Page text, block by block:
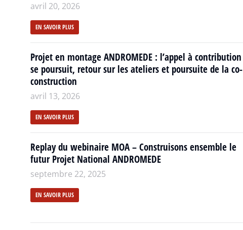
avril 20, 2026
EN SAVOIR PLUS
Projet en montage ANDROMEDE : l’appel à contribution
se poursuit, retour sur les ateliers et poursuite de la co-
construction
avril 13, 2026
EN SAVOIR PLUS
Replay du webinaire MOA – Construisons ensemble le
futur Projet National ANDROMEDE
septembre 22, 2025
EN SAVOIR PLUS